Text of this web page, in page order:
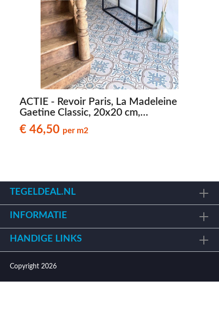
ACTIE - Revoir Paris, La Madeleine
Gaetine Classic, 20x20 cm,
patroontegels OP VOORRAAD
€ 46,50 per m2
TEGELDEAL.NL
INFORMATIE
HANDIGE LINKS
Copyright 2026